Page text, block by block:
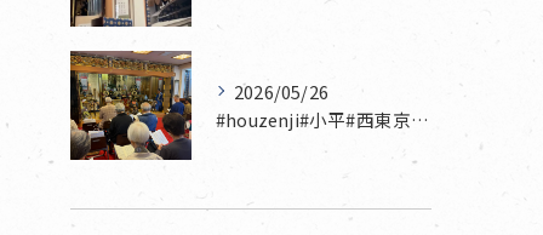
2026/05/26
#houzenji#小平#西東京市#東村山#立川市国分寺市寺...